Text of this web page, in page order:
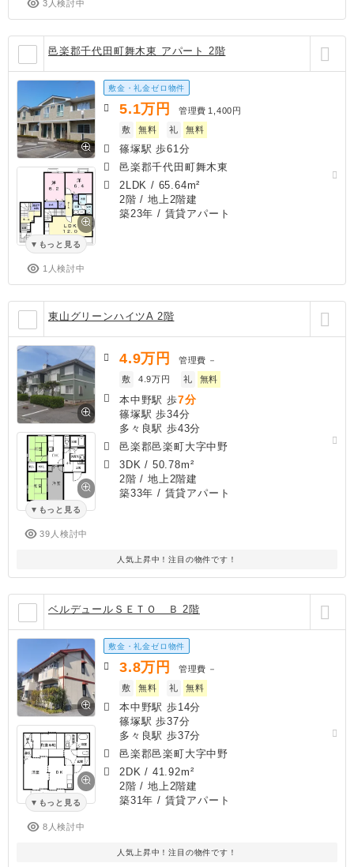
3人検討中
邑楽郡千代田町舞木東 アパート 2階
もっと見る
1人検討中
敷金・礼金ゼロ物件
5.1万円 管理費 1,400円
敷
無料 礼 無料
篠塚駅 歩61分
邑楽郡千代田町舞木東
2LDK / 65.64m²
2階 / 地上2階建
築23年 / 賃貸アパート
東山グリーンハイツA 2階
もっと見る
39人検討中
4.9万円 管理費 －
敷
4.9万円 礼 無料
本中野駅 歩7分
篠塚駅 歩34分
多々良駅 歩43分
邑楽郡邑楽町大字中野
3DK / 50.78m²
2階 / 地上2階建
築33年 / 賃貸アパート
人気上昇中！注目の物件です！
ベルデュールＳＥＴＯ Ｂ 2階
もっと見る
8人検討中
敷金・礼金ゼロ物件
3.8万円 管理費 －
敷
無料 礼 無料
本中野駅 歩14分
篠塚駅 歩37分
多々良駅 歩37分
邑楽郡邑楽町大字中野
2DK / 41.92m²
2階 / 地上2階建
築31年 / 賃貸アパート
人気上昇中！注目の物件です！